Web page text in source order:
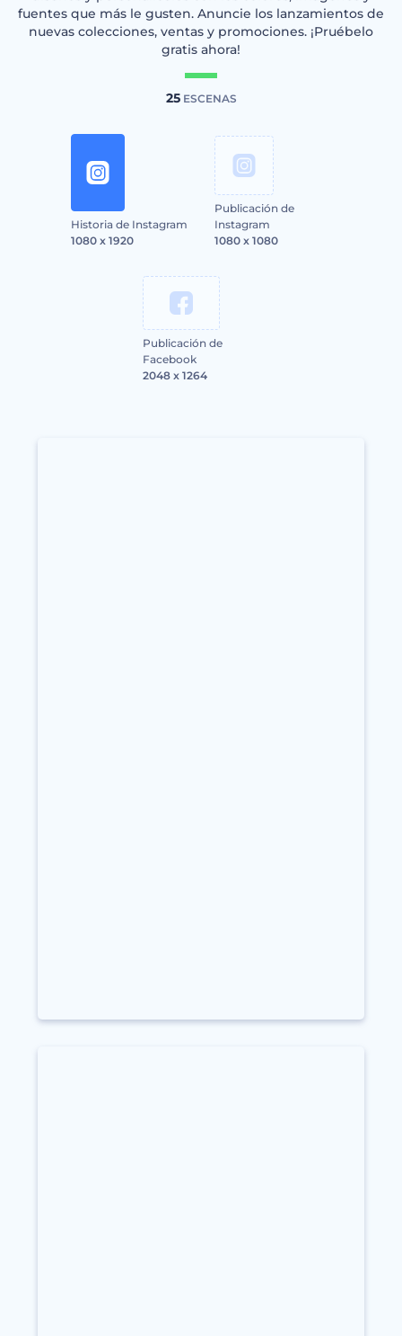
fuentes que más le gusten. Anuncie los lanzamientos de
nuevas colecciones, ventas y promociones. ¡Pruébelo
gratis ahora!
25ESCENAS
Historia de Instagram
1080 x 1920
Publicación de
Instagram
1080 x 1080
Publicación de
Facebook
2048 x 1264